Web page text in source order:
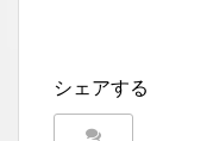
シェアする